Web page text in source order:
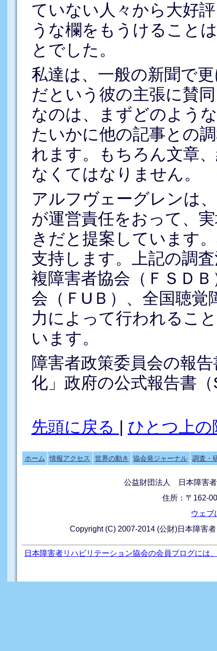
ていない人々から大好
うな欄をもうけること
とでした。
私達は、一般の新聞で
だという彼の主張に賛
なのは、まずどのよう
たいかに他の記事との
れます。もちろん文章
なくてはなりません。
アルフヴェーグレンは
が運営責任をおって、
きだと提案しています
支持します。上記の調
複障害者協会（ＦＳＤ
会（ＦUＢ）、全国聴覚
力によって行われるこ
います。
障害者政策委員会の報
化」政府の公式報告書
先頭に戻る | ひとつ上の
ホーム 情報アクセス 世界の動き 協会発ジャーナル 調査・
公益財団法人 日本障害
住所：〒162-
ウェブ
Copyright (C) 2007-2014 (公財)日本障害
日本障害者リハビリテーション協会の会員ブログには